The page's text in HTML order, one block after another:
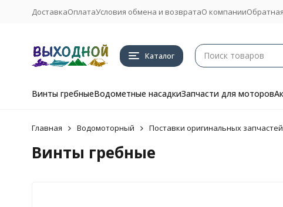
ДоставкаОплатаУсловия обмена и возвратаО компании
Каталог
Винты гребныеВодометные насадкиЗапчасти для моторов
Главная Водомоторный Поставки оригинальных
Винты гребные